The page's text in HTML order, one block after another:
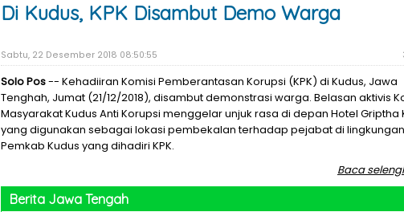
Di Kudus, KPK Disambut Demo Warga
Sabtu, 22 Desember 2018 08:50:55
Solo Pos-- Kehadiiran Komisi Pemberantasan Korupsi (KPK) di Kudus, Jawa
Tenghah, Jumat (21/12/2018), disambut demonstrasi warga. Belasan aktivis
Masyarakat Kudus Anti Korupsi menggelar unjuk rasa di depan Hotel Griptha
yang digunakan sebagai lokasi pembekalan terhadap pejabat di lingkungan
Pemkab Kudus yang dihadiri KPK.
Baca
Berita Jawa Tengah